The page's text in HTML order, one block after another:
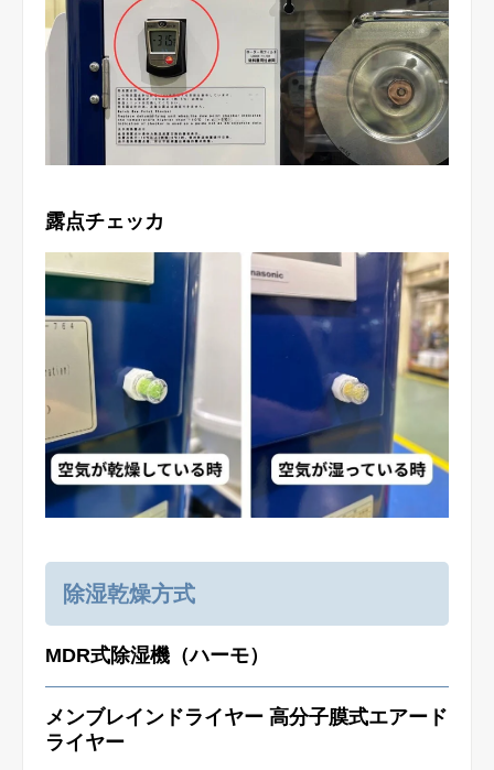
露点チェッカ
除湿乾燥方式
MDR式除湿機（ハーモ）
メンブレインドライヤー 高分子膜式エアード
ライヤー